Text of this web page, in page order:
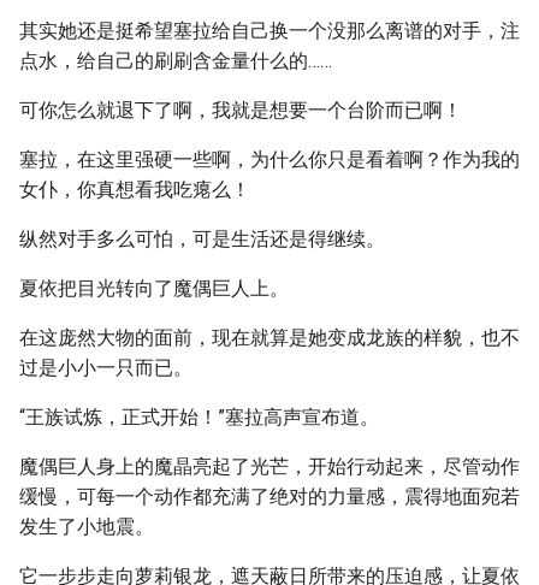
其实她还是挺希望塞拉给自己换一个没那么离谱的对手，注
点水，给自己的刷刷含金量什么的……
可你怎么就退下了啊，我就是想要一个台阶而已啊！
塞拉，在这里强硬一些啊，为什么你只是看着啊？作为我的
女仆，你真想看我吃瘪么！
纵然对手多么可怕，可是生活还是得继续。
夏依把目光转向了魔偶巨人上。
在这庞然大物的面前，现在就算是她变成龙族的样貌，也不
过是小小一只而已。
“王族试炼，正式开始！”塞拉高声宣布道。
魔偶巨人身上的魔晶亮起了光芒，开始行动起来，尽管动作
缓慢，可每一个动作都充满了绝对的力量感，震得地面宛若
发生了小地震。
它一步步走向萝莉银龙，遮天蔽日所带来的压迫感，让夏依